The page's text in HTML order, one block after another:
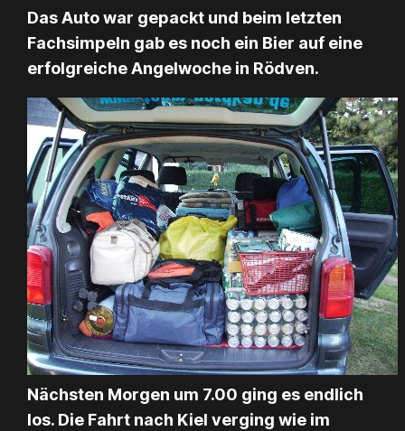
Das Auto war gepackt und beim letzten
Fachsimpeln gab es noch ein Bier auf eine
erfolgreiche Angelwoche in Rödven.
Nächsten Morgen um 7.00 ging es endlich
los. Die Fahrt nach Kiel verging wie im